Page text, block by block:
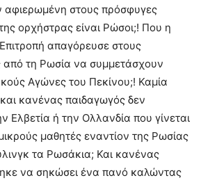
αφιερωμένη στους πρόσφυγες
ορχήστρας είναι Ρώσοι;! Που η
απαγόρευσε στους
τη Ρωσία να συμμετάσχουν
Αγώνες του Πεκίνου;! Καμία
κανένας παιδαγωγός δεν
Ελβετία ή την Ολλανδία που γίνεται
μαθητές εναντίον της Ρωσίας
τα Ρωσάκια; Και κανένας
να σηκώσει ένα πανό καλώντας